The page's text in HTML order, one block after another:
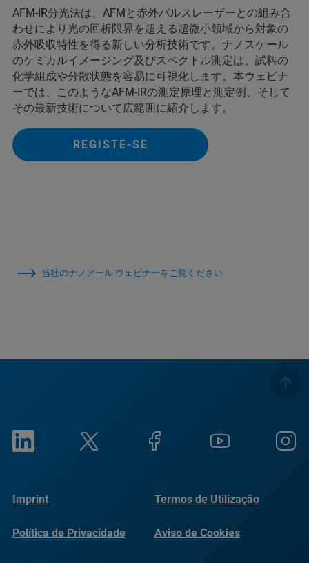
AFM-IR分光法は、AFMと赤外パルスレーザーとの組み合
わせにより光の回析限界を超える超微小領域から対象の
赤外吸収特性を得る新しい分析技術です。ナノスケール
のケミカルイメージング及びスペクトル測定は、試料の
化学組成や分散状態を容易に可視化します。本ウェビナ
ーでは、このようなAFM-IRの測定原理と測定例、そして
その最新技術について広範囲に紹介します。
REGISTE-SE
当社のナノアール ウェビナーをご覧ください
Imprint Termos de Utilização
Política de Privacidade Aviso de Cookies